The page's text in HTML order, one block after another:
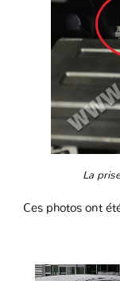
La
Ces photos ont